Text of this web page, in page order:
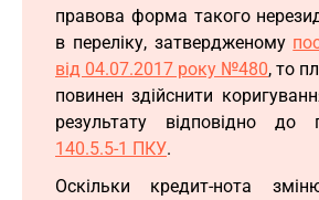
правова форма такого
в переліку, затвердженому
від 04.07.2017 року №480, то
повинен здійснити
результату відповідно до
140.5.5-1 ПКУ.
Оскільки кредит-нота